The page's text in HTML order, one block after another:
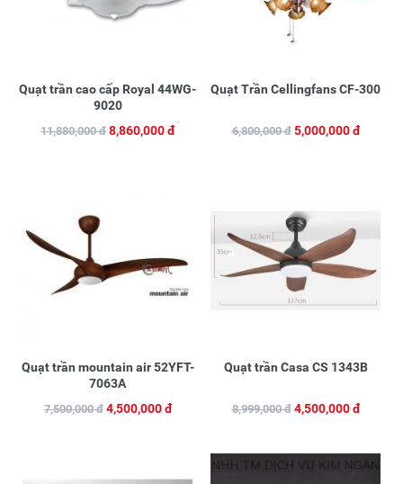
Quạt trần cao cấp Royal 44WG-
9020
11,880,000 đ 8,860,000 đ
Quạt Trần Cellingfans CF-300
6,800,000 đ 5,000,000 đ
Quạt trần mountain air 52YFT-
7063A
7,500,000 đ 4,500,000 đ
Quạt trần Casa CS 1343B
8,999,000 đ 4,500,000 đ